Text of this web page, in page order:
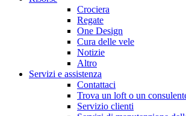
Crociera
Regate
One Design
Cura delle vele
Notizie
Altro
Servizi e assistenza
Contattaci
Trova un loft o un
Servizio clienti